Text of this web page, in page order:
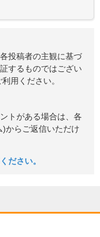
投稿者の主観に基づ
するものではござい
用ください。
トがある場合は、各
からご返信いただけ
ださい。